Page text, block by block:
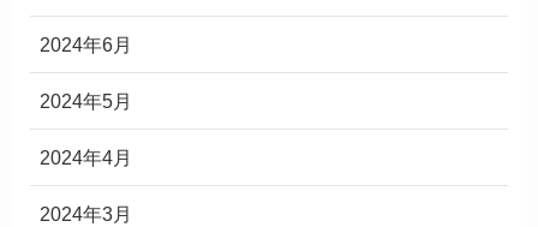
2024年6月
2024年5月
2024年4月
2024年3月